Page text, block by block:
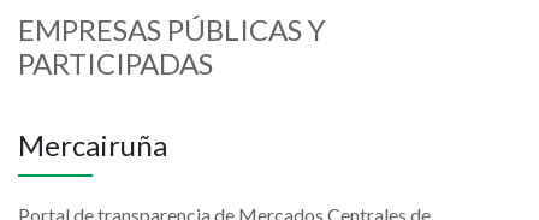
EMPRESAS PÚBLICAS Y
PARTICIPADAS
Mercairuña
Portal de transparencia de Mercados Centrales de